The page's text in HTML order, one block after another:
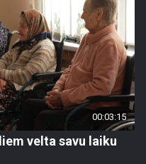
00:03:15
velta savu laiku